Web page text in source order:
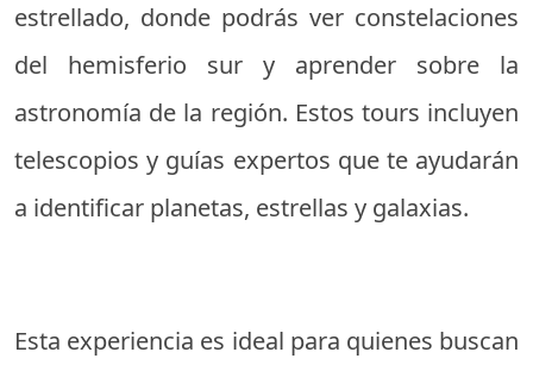
estrellado, donde podrás ver constelaciones
del hemisferio sur y aprender sobre la
astronomía de la región. Estos tours incluyen
telescopios y guías expertos que te ayudarán
a identificar planetas, estrellas y galaxias.
Esta experiencia es ideal para quienes buscan